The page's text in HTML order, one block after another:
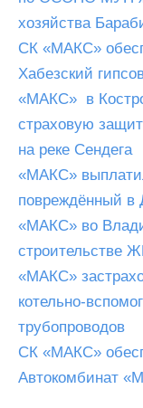
хозяйства
СК «МАКС»
Хабезский
«МАКС» в
страховую
на реке Сендега
«МАКС»
повреждённый в
«МАКС» во
строительстве
«МАКС»
котельно-
трубопроводов
СК «МАКС»
Автокомбинат